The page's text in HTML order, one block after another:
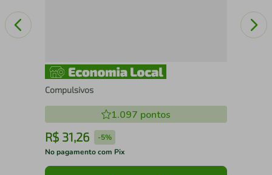
Compulsivos
1.097 pontos
R$ 31,26 -5%
No pagamento com Pix